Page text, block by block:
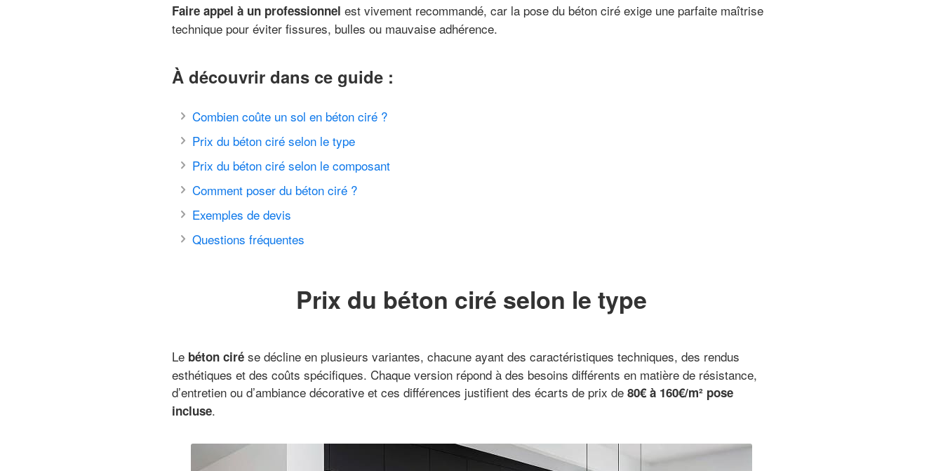
Faire appel à un professionnel est vivement recommandé, car la pose du béton ciré exige une parfaite maîtrise
technique pour éviter fissures, bulles ou mauvaise adhérence.
À découvrir dans ce guide :
Combien coûte un sol en béton ciré ?
Prix du béton ciré selon le type
Prix du béton ciré selon le composant
Comment poser du béton ciré ?
Exemples de devis
Questions fréquentes
Prix du béton ciré selon le type
Le béton cirése décline en plusieurs variantes, chacune ayant des caractéristiques techniques, des rendus
esthétiques et des coûts spécifiques. Chaque version répond à des besoins différents en matière de résistance,
d’entretien ou d’ambiance décorative et ces différences justifient des écarts de prix de 80€ à 160€/m² pose
incluse.